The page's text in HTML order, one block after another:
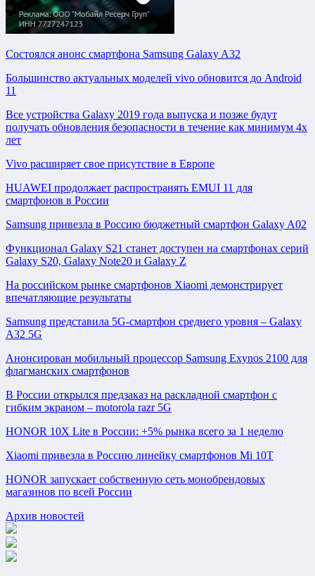
Состоялся анонс смартфона Samsung Galaxy A32
Большинство актуальных моделей vivo обновится до Android
11
Все устройства Galaxy 2019 года выпуска и позже будут
получать обновления безопасности в течение как минимум 4х
лет
Vivo расширяет свое присутствие в Европе
HUAWEI продолжает распространять EMUI 11 для
смартфонов в России
Samsung привезла в Россию бюджетный смартфон Galaxy A02
Функционал Galaxy S21 станет доступен на смартфонах серий
Galaxy S20, Galaxy Note20 и Galaxy Z
На российском рынке смартфонов Xiaomi демонстрирует
впечатляющие результаты
Samsung представила 5G-смартфон среднего уровня – Galaxy
A32 5G
Анонсирован мобильный процессор Samsung Exynos 2100 для
флагманских смартфонов
В России открылся предзаказ на раскладной смартфон с
гибким экраном – motorola razr 5G
HONOR 10X Lite в России: +5% рынка всего за 1 неделю
Xiaomi привезла в Россию линейку смартфонов Mi 10T
HONOR запускает собственную сеть монобрендовых
магазинов по всей России
Архив новостей